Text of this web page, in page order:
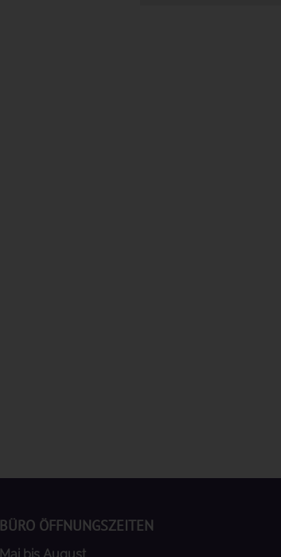
BÜRO ÖFFNUNGSZEITEN